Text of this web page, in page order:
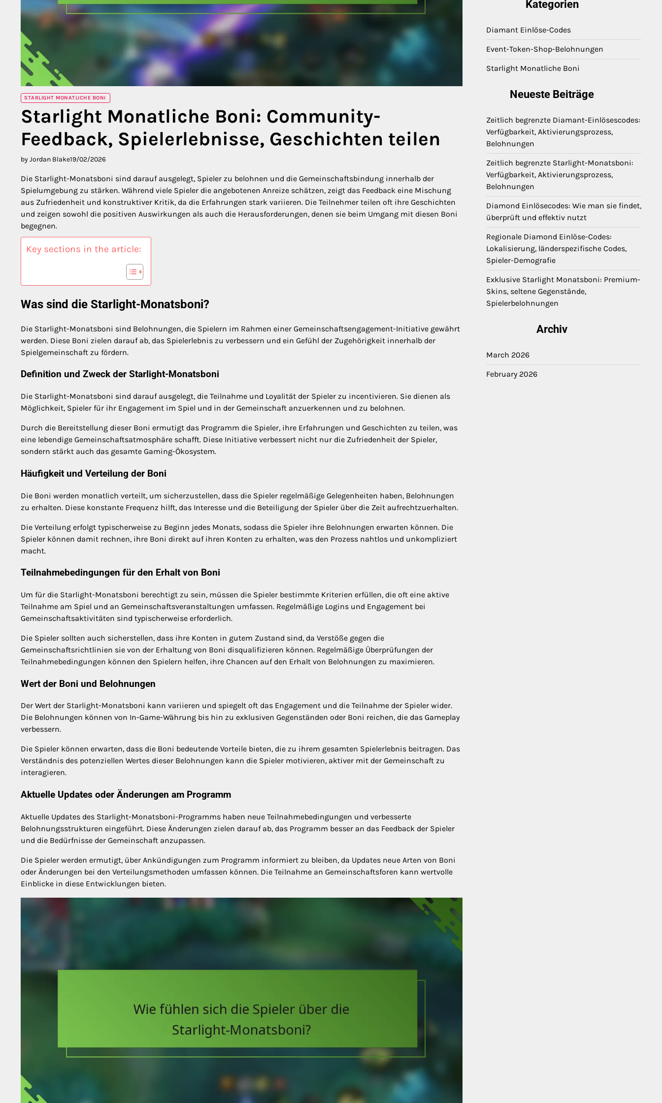
STARLIGHT MONATLICHE BONI
Starlight Monatliche Boni: Community-
Feedback, Spielerlebnisse, Geschichten teilen
by Jordan Blake19/02/2026
Die Starlight-Monatsboni sind darauf ausgelegt, Spieler zu belohnen und die Gemeinschaftsbindung innerhalb der
Spielumgebung zu stärken. Während viele Spieler die angebotenen Anreize schätzen, zeigt das Feedback eine Mischung
aus Zufriedenheit und konstruktiver Kritik, da die Erfahrungen stark variieren. Die Teilnehmer teilen oft ihre Geschichten
und zeigen sowohl die positiven Auswirkungen als auch die Herausforderungen, denen sie beim Umgang mit diesen Boni
begegnen.
Key sections in the article:
Was sind die Starlight-Monatsboni?
Die Starlight-Monatsboni sind Belohnungen, die Spielern im Rahmen einer Gemeinschaftsengagement-Initiative gewährt
werden. Diese Boni zielen darauf ab, das Spielerlebnis zu verbessern und ein Gefühl der Zugehörigkeit innerhalb der
Spielgemeinschaft zu fördern.
Definition und Zweck der Starlight-Monatsboni
Die Starlight-Monatsboni sind darauf ausgelegt, die Teilnahme und Loyalität der Spieler zu incentivieren. Sie dienen als
Möglichkeit, Spieler für ihr Engagement im Spiel und in der Gemeinschaft anzuerkennen und zu belohnen.
Durch die Bereitstellung dieser Boni ermutigt das Programm die Spieler, ihre Erfahrungen und Geschichten zu teilen, was
eine lebendige Gemeinschaftsatmosphäre schafft. Diese Initiative verbessert nicht nur die Zufriedenheit der Spieler,
sondern stärkt auch das gesamte Gaming-Ökosystem.
Häufigkeit und Verteilung der Boni
Die Boni werden monatlich verteilt, um sicherzustellen, dass die Spieler regelmäßige Gelegenheiten haben, Belohnungen
zu erhalten. Diese konstante Frequenz hilft, das Interesse und die Beteiligung der Spieler über die Zeit aufrechtzuerhalten.
Die Verteilung erfolgt typischerweise zu Beginn jedes Monats, sodass die Spieler ihre Belohnungen erwarten können. Die
Spieler können damit rechnen, ihre Boni direkt auf ihren Konten zu erhalten, was den Prozess nahtlos und unkompliziert
macht.
Teilnahmebedingungen für den Erhalt von Boni
Um für die Starlight-Monatsboni berechtigt zu sein, müssen die Spieler bestimmte Kriterien erfüllen, die oft eine aktive
Teilnahme am Spiel und an Gemeinschaftsveranstaltungen umfassen. Regelmäßige Logins und Engagement bei
Gemeinschaftsaktivitäten sind typischerweise erforderlich.
Die Spieler sollten auch sicherstellen, dass ihre Konten in gutem Zustand sind, da Verstöße gegen die
Gemeinschaftsrichtlinien sie von der Erhaltung von Boni disqualifizieren können. Regelmäßige Überprüfungen der
Teilnahmebedingungen können den Spielern helfen, ihre Chancen auf den Erhalt von Belohnungen zu maximieren.
Wert der Boni und Belohnungen
Der Wert der Starlight-Monatsboni kann variieren und spiegelt oft das Engagement und die Teilnahme der Spieler wider.
Die Belohnungen können von In-Game-Währung bis hin zu exklusiven Gegenständen oder Boni reichen, die das Gameplay
verbessern.
Die Spieler können erwarten, dass die Boni bedeutende Vorteile bieten, die zu ihrem gesamten Spielerlebnis beitragen. Das
Verständnis des potenziellen Wertes dieser Belohnungen kann die Spieler motivieren, aktiver mit der Gemeinschaft zu
interagieren.
Aktuelle Updates oder Änderungen am Programm
Aktuelle Updates des Starlight-Monatsboni-Programms haben neue Teilnahmebedingungen und verbesserte
Belohnungsstrukturen eingeführt. Diese Änderungen zielen darauf ab, das Programm besser an das Feedback der Spieler
und die Bedürfnisse der Gemeinschaft anzupassen.
Die Spieler werden ermutigt, über Ankündigungen zum Programm informiert zu bleiben, da Updates neue Arten von Boni
oder Änderungen bei den Verteilungsmethoden umfassen können. Die Teilnahme an Gemeinschaftsforen kann wertvolle
Einblicke in diese Entwicklungen bieten.
Kategorien
Diamant Einlöse-Codes
Event-Token-Shop-Belohnungen
Starlight Monatliche Boni
Neueste Beiträge
Zeitlich begrenzte Diamant-Einlösescodes:
Verfügbarkeit, Aktivierungsprozess,
Belohnungen
Zeitlich begrenzte Starlight-Monatsboni:
Verfügbarkeit, Aktivierungsprozess,
Belohnungen
Diamond Einlösecodes: Wie man sie findet,
überprüft und effektiv nutzt
Regionale Diamond Einlöse-Codes:
Lokalisierung, länderspezifische Codes,
Spieler-Demografie
Exklusive Starlight Monatsboni: Premium-
Skins, seltene Gegenstände,
Spielerbelohnungen
Archiv
March 2026
February 2026